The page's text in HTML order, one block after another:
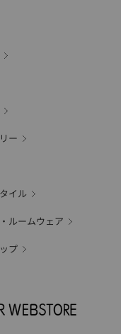
ー
イル
ルームウェア
プ